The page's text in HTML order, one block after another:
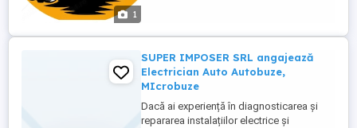
1
SUPER IMPOSER SRL angajează
Electrician Auto Autobuze,
MIcrobuze
Dacă ai experiență în diagnosticarea și
repararea instalațiilor electrice și